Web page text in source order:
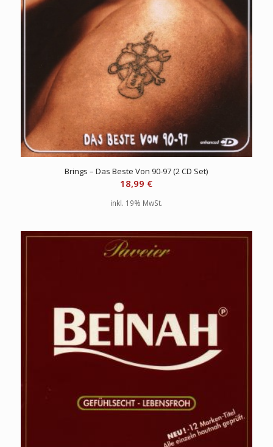
Brings – Das Beste Von 90-97 (2 CD Set)
18,99 €
inkl. 19% MwSt.